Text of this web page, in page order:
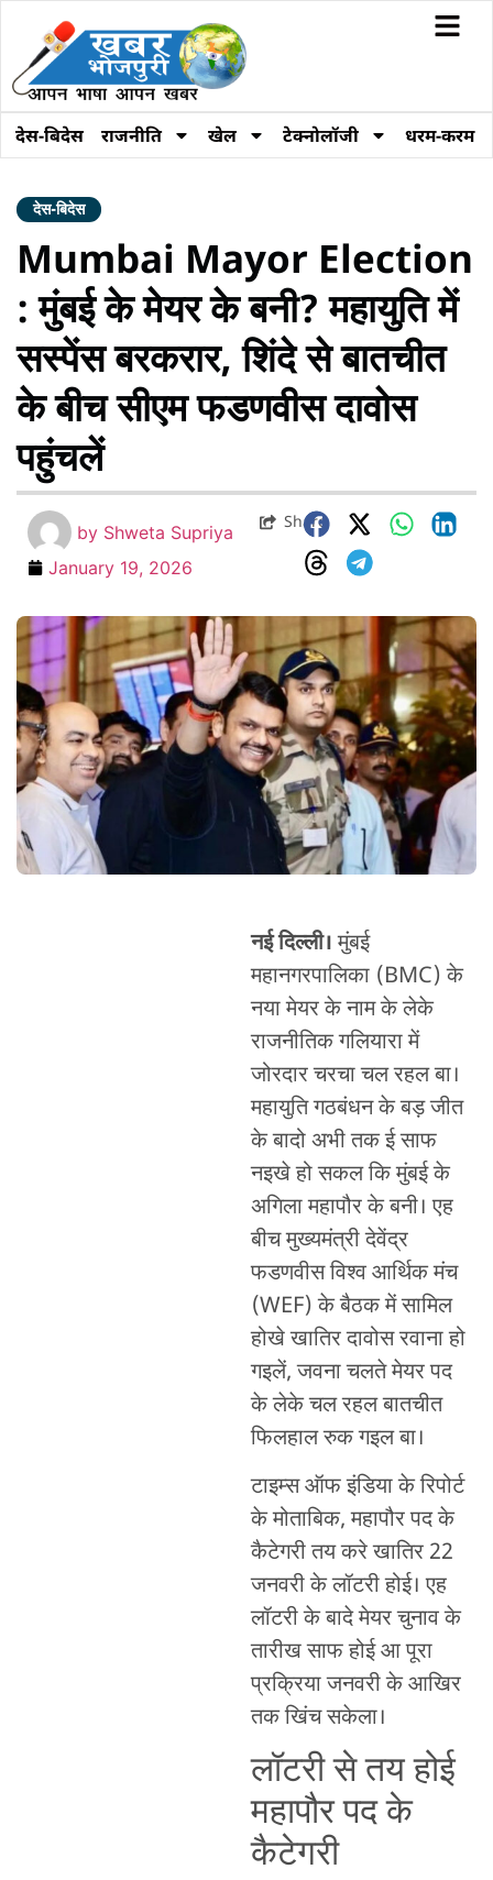
देस-बिदेस राजनीति खेल टेक्नोलॉजी धरम-करम
देस-बिदेस
Mumbai Mayor Election
: मुंबई के मेयर के बनी? महायुति में
सस्पेंस बरकरार, शिंदे से बातचीत
के बीच सीएम फडणवीस दावोस
पहुंचलें
by Shweta Supriya
January 19, 2026
Share
नई दिल्ली।मुंबई
महानगरपालिका (BMC) के
नया मेयर के नाम के लेके
राजनीतिक गलियारा में
जोरदार चरचा चल रहल बा।
महायुति गठबंधन के बड़ जीत
के बादो अभी तक ई साफ
नइखे हो सकल कि मुंबई के
अगिला महापौर के बनी। एह
बीच मुख्यमंत्री देवेंद्र
फडणवीस विश्व आर्थिक मंच
(WEF) के बैठक में सामिल
होखे खातिर दावोस रवाना हो
गइलें, जवना चलते मेयर पद
के लेके चल रहल बातचीत
फिलहाल रुक गइल बा।
टाइम्स ऑफ इंडिया के रिपोर्ट
के मोताबिक, महापौर पद के
कैटेगरी तय करे खातिर 22
जनवरी के लॉटरी होई। एह
लॉटरी के बादे मेयर चुनाव के
तारीख साफ होई आ पूरा
प्रक्रिया जनवरी के आखिर
तक खिंच सकेला।
लॉटरी से तय होई
महापौर पद के
कैटेगरी